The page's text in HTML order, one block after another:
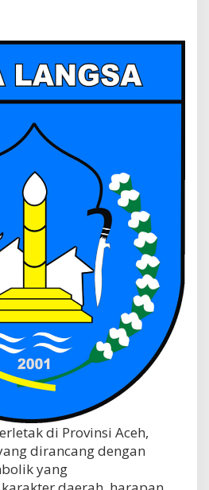
di Provinsi Aceh,
dirancang dengan
yang